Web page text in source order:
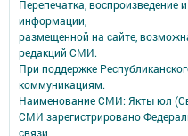
Перепечатка,
информации,
размещенной на сайте,
редакций СМИ.
При поддержке
коммуникациям.
Наименование СМИ: Якты юл
СМИ зарегистрировано
связи,